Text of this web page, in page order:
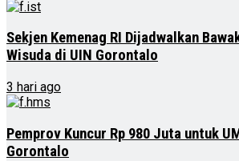
Sekjen Kemenag RI Dijadwalkan
Wisuda di UIN Gorontalo
3 hari ago
Pemprov Kuncur Rp 980 Juta untuk
Gorontalo